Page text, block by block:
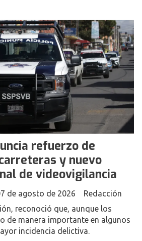
refuerzo de
y nuevo
de videovigilancia
Redacción
de agosto de 2026
reconoció que, aunque los
de manera importante en algunos
incidencia delictiva.